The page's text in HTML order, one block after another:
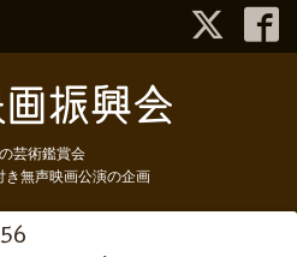
芸術鑑賞会
き無声映画公演の企画